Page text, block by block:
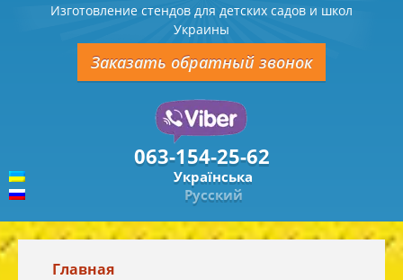
Изготовление стендов для детских садов и школ
Украины
Заказать обратный звонок
063-154-25-62
Українська
Русский
Главная